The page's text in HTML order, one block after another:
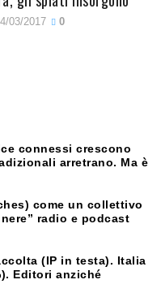
03/2017 0
connessi crescono
arretrano. Ma è
come un collettivo
radio e podcast
(IP in testa). Italia
Editori anziché